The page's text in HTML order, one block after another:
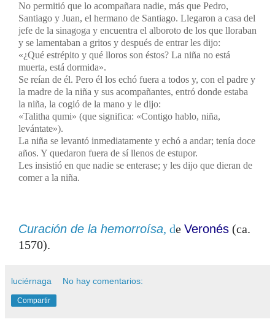
No permitió que lo acompañara nadie, más que Pedro,
Santiago y Juan, el hermano de Santiago. Llegaron a casa del
jefe de la sinagoga y encuentra el alboroto de los que lloraban
y se lamentaban a gritos y después de entrar les dijo:
«¿Qué estrépito y qué lloros son éstos? La niña no está
muerta, está dormida».
Se reían de él. Pero él los echó fuera a todos y, con el padre y
la madre de la niña y sus acompañantes, entró donde estaba
la niña, la cogió de la mano y le dijo:
«Talitha qumi» (que significa: «Contigo hablo, niña,
levántate»).
La niña se levantó inmediatamente y echó a andar; tenía doce
años. Y quedaron fuera de sí llenos de estupor.
Les insistió en que nadie se enterase; y les dijo que dieran de
comer a la niña.
Curación de la hemorroísa, de Veronés (ca.
1570).
luciérnaga No hay comentarios:
Compartir